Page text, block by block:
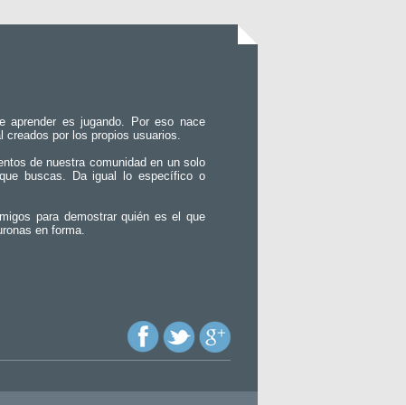
aprender es jugando. Por eso nace
creados por los propios usuarios.
de nuestra comunidad en un solo
buscas. Da igual lo específico o
para demostrar quién es el que
en forma.